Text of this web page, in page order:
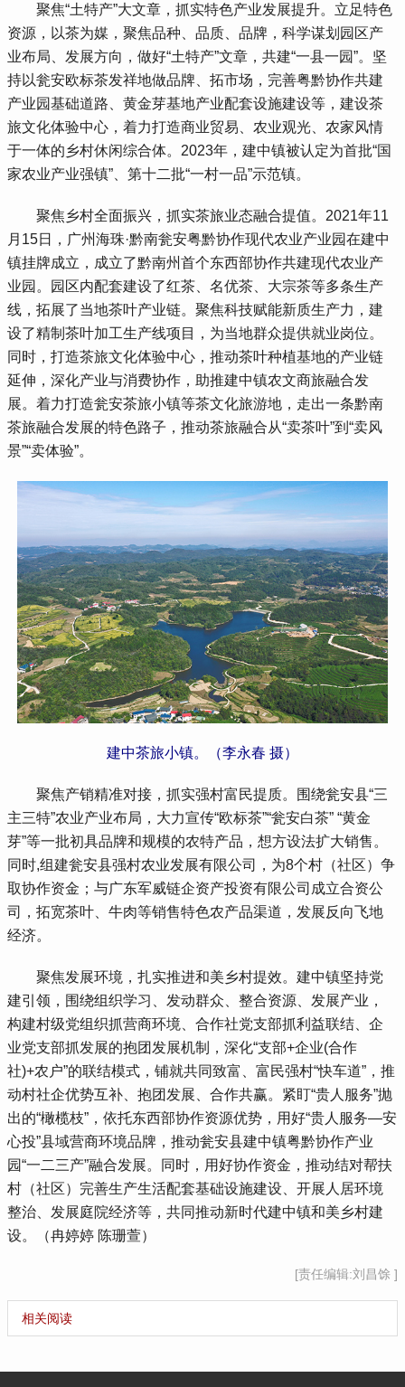
聚焦“土特产”大文章，抓实特色产业发展提升。立足特色
资源，以茶为媒，聚焦品种、品质、品牌，科学谋划园区产
业布局、发展方向，做好“土特产”文章，共建“一县一园”。坚
持以瓮安欧标茶发祥地做品牌、拓市场，完善粤黔协作共建
产业园基础道路、黄金芽基地产业配套设施建设等，建设茶
旅文化体验中心，着力打造商业贸易、农业观光、农家风情
于一体的乡村休闲综合体。2023年，建中镇被认定为首批“国
家农业产业强镇”、第十二批“一村一品”示范镇。
聚焦乡村全面振兴，抓实茶旅业态融合提值。2021年11
月15日，广州海珠·黔南瓮安粤黔协作现代农业产业园在建中
镇挂牌成立，成立了黔南州首个东西部协作共建现代农业产
业园。园区内配套建设了红茶、名优茶、大宗茶等多条生产
线，拓展了当地茶叶产业链。聚焦科技赋能新质生产力，建
设了精制茶叶加工生产线项目，为当地群众提供就业岗位。
同时，打造茶旅文化体验中心，推动茶叶种植基地的产业链
延伸，深化产业与消费协作，助推建中镇农文商旅融合发
展。着力打造瓮安茶旅小镇等茶文化旅游地，走出一条黔南
茶旅融合发展的特色路子，推动茶旅融合从“卖茶叶”到“卖风
景”“卖体验”。
建中茶旅小镇。（李永春 摄）
聚焦产销精准对接，抓实强村富民提质。围绕瓮安县“三
主三特”农业产业布局，大力宣传“欧标茶”“瓮安白茶” “黄金
芽”等一批初具品牌和规模的农特产品，想方设法扩大销售。
同时,组建瓮安县强村农业发展有限公司，为8个村（社区）争
取协作资金；与广东军威链企资产投资有限公司成立合资公
司，拓宽茶叶、牛肉等销售特色农产品渠道，发展反向飞地
经济。
聚焦发展环境，扎实推进和美乡村提效。建中镇坚持党
建引领，围绕组织学习、发动群众、整合资源、发展产业，
构建村级党组织抓营商环境、合作社党支部抓利益联结、企
业党支部抓发展的抱团发展机制，深化“支部+企业(合作
社)+农户”的联结模式，铺就共同致富、富民强村“快车道”，推
动村社企优势互补、抱团发展、合作共赢。紧盯“贵人服务”抛
出的“橄榄枝”，依托东西部协作资源优势，用好“贵人服务—安
心投”县域营商环境品牌，推动瓮安县建中镇粤黔协作产业
园“一二三产”融合发展。同时，用好协作资金，推动结对帮扶
村（社区）完善生产生活配套基础设施建设、开展人居环境
整治、发展庭院经济等，共同推动新时代建中镇和美乡村建
设。（冉婷婷 陈珊萱）
[责任编辑:刘昌馀 ]
相关阅读